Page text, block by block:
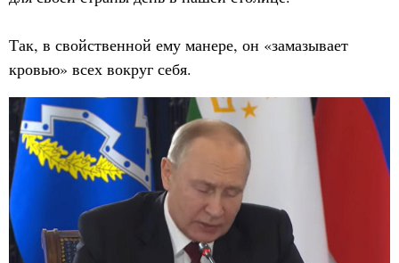
Так, в свойственной ему манере, он «замазывает
кровью» всех вокруг себя.